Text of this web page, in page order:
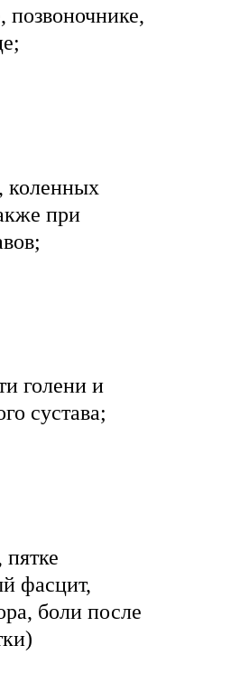
позвоночнике,
коленных
при
голени и
сустава;
пятке
фасцит,
боли после